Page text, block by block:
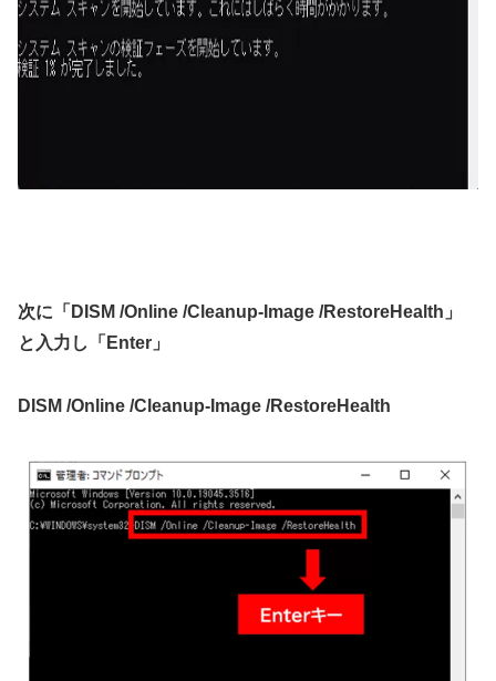
次に「DISM /Online /Cleanup-Image /RestoreHealth」
と入力し「Enter」
DISM /Online /Cleanup-Image /RestoreHealth